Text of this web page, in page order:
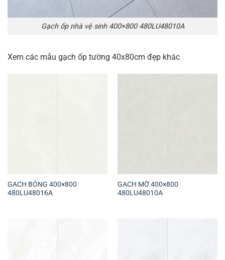
Gạch ốp nhà vệ sinh 400×800 480LU48010A
Xem các mẫu gạch ốp tường 40x80cm đẹp khác
GẠCH BÓNG 400×800
480LU48016A
GẠCH MỜ 400×800
480LU48010A